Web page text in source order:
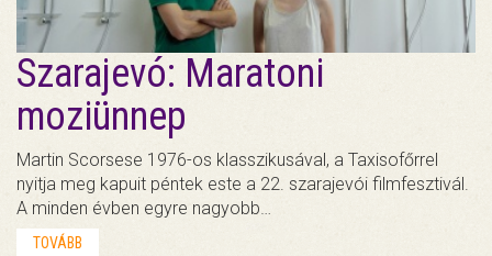
Szarajevó: Maratoni
moziünnep
Martin Scorsese 1976-os klasszikusával, a Taxisofőrrel
nyitja meg kapuit péntek este a 22. szarajevói filmfesztivál.
A minden évben egyre nagyobb…
TOVÁBB